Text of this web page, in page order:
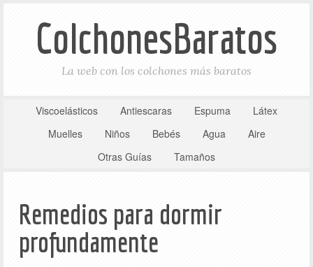
ColchonesBaratos
La web con los colchones más baratos
Viscoelásticos Antiescaras Espuma
Látex
Muelles
Niños Bebés Agua
Aire
Otras Guías
Tamaños
Remedios para dormir
profundamente